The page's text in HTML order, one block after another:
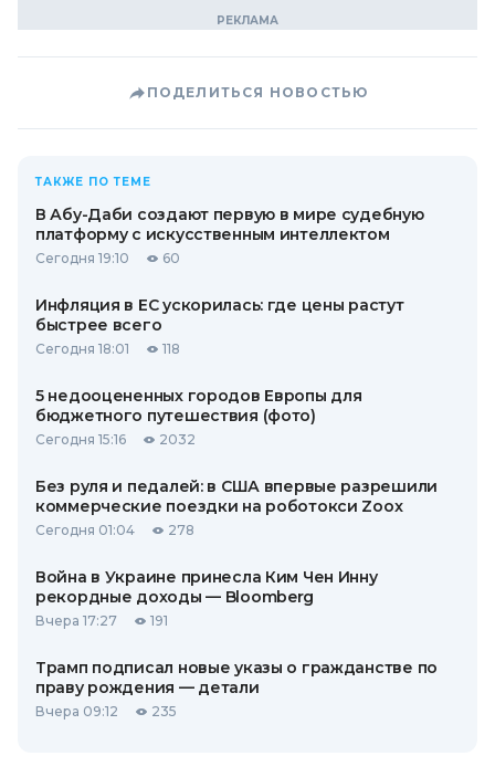
ПОДЕЛИТЬСЯ НОВОСТЬЮ
ТАКЖЕ ПО ТЕМЕ
В Абу-Даби создают первую в мире судебную
платформу с искусственным интеллектом
Сегодня 19:10 60
Инфляция в ЕС ускорилась: где цены растут
быстрее всего
Сегодня 18:01 118
5 недооцененных городов Европы для
бюджетного путешествия (фото)
Сегодня 15:16 2032
Без руля и педалей: в США впервые разрешили
коммерческие поездки на роботокси Zoox
Сегодня 01:04 278
Война в Украине принесла Ким Чен Инну
рекордные доходы — Bloomberg
Вчера 17:27 191
Трамп подписал новые указы о гражданстве по
праву рождения — детали
Вчера 09:12 235